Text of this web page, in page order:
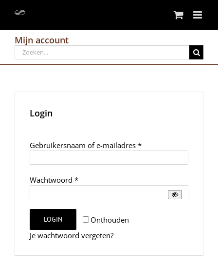
Mijn account
Search
for:
Login
Gebruikersnaam of e-mailadres *Vereist
Wachtwoord *Vereist
Onthouden
LOGIN
Je wachtwoord vergeten?